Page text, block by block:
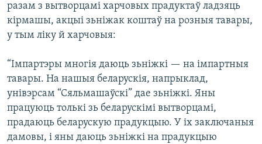
разам з вытворцамі харчовых прадуктаў ладзяць
кірмашы, акцыі зьніжак коштаў на розныя тавары,
у тым ліку й харчовыя:
“Імпартэры многія даюць зьніжкі — на імпартныя
тавары. На нашыя беларускія, напрыклад,
унівэрсам “Сяльмашаўскі” дае зьніжкі. Яны
працуюць толькі зь беларускімі вытворцамі,
прадаюць беларускую прадукцыю. У іх заключаныя
дамовы, і яны даюць зьніжкі на прадукцыю